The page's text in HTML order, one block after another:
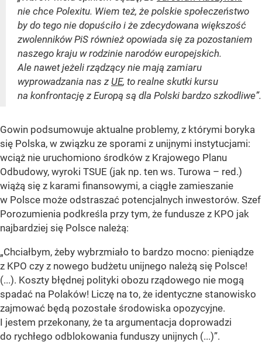
nie chce Polexitu. Wiem też, że polskie społeczeństwo
by do tego nie dopuściło i że zdecydowana większość
zwolenników PiS również opowiada się za pozostaniem
naszego kraju w rodzinie narodów europejskich.
Ale nawet jeżeli rządzący nie mają zamiaru
wyprowadzania nas z UE, to realne skutki kursu
na konfrontację z Europą są dla Polski bardzo szkodliwe”.
Gowin podsumowuje aktualne problemy, z którymi boryka
się Polska, w związku ze sporami z unijnymi instytucjami:
wciąż nie uruchomiono środków z Krajowego Planu
Odbudowy, wyroki TSUE (jak np. ten ws. Turowa – red.)
wiążą się z karami finansowymi, a ciągłe zamieszanie
w Polsce może odstraszać potencjalnych inwestorów. Szef
Porozumienia podkreśla przy tym, że fundusze z KPO jak
najbardziej się Polsce należą:
„Chciałbym, żeby wybrzmiało to bardzo mocno: pieniądze
z KPO czy z nowego budżetu unijnego należą się Polsce!
(...). Koszty błędnej polityki obozu rządowego nie mogą
spadać na Polaków! Liczę na to, że identyczne stanowisko
zajmować będą pozostałe środowiska opozycyjne.
I jestem przekonany, że ta argumentacja doprowadzi
do rychłego odblokowania funduszy unijnych (...)”.